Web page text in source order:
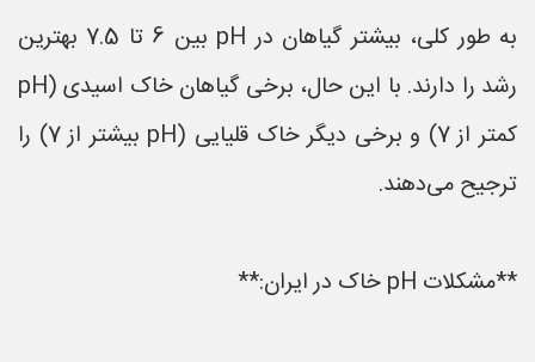
به طور کلی، بیشتر گیاهان در pH بین 6 تا 7.5 بهترین
رشد را دارند. با این حال، برخی گیاهان خاک اسیدی (pH
کمتر از 7) و برخی دیگر خاک قلیایی (pH بیشتر از 7) را
ترجیح می‌دهند.
**مشکلات pH خاک در ایران:**